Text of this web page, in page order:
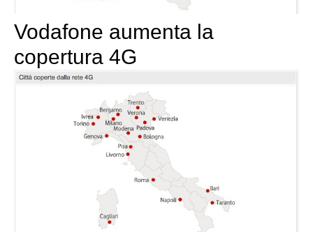
Vodafone aumenta la
copertura 4G